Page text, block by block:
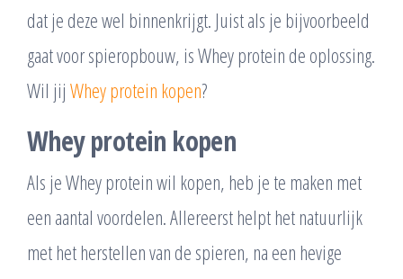
dat je deze wel binnenkrijgt. Juist als je bijvoorbeeld
gaat voor spieropbouw, is Whey protein de oplossing.
Wil jij Whey protein kopen?
Whey protein kopen
Als je Whey protein wil kopen, heb je te maken met
een aantal voordelen. Allereerst helpt het natuurlijk
met het herstellen van de spieren, na een hevige